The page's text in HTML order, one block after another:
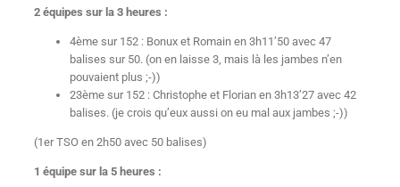
2 équipes sur la 3 heures :
4ème sur 152 : Bonux et Romain en 3h11’50 avec 47
balises sur 50. (on en laisse 3, mais là les jambes n’en
pouvaient plus ;-))
23ème sur 152 : Christophe et Florian en 3h13’27 avec 42
balises. (je crois qu’eux aussi on eu mal aux jambes ;-))
(1er TSO en 2h50 avec 50 balises)
1 équipe sur la 5 heures :